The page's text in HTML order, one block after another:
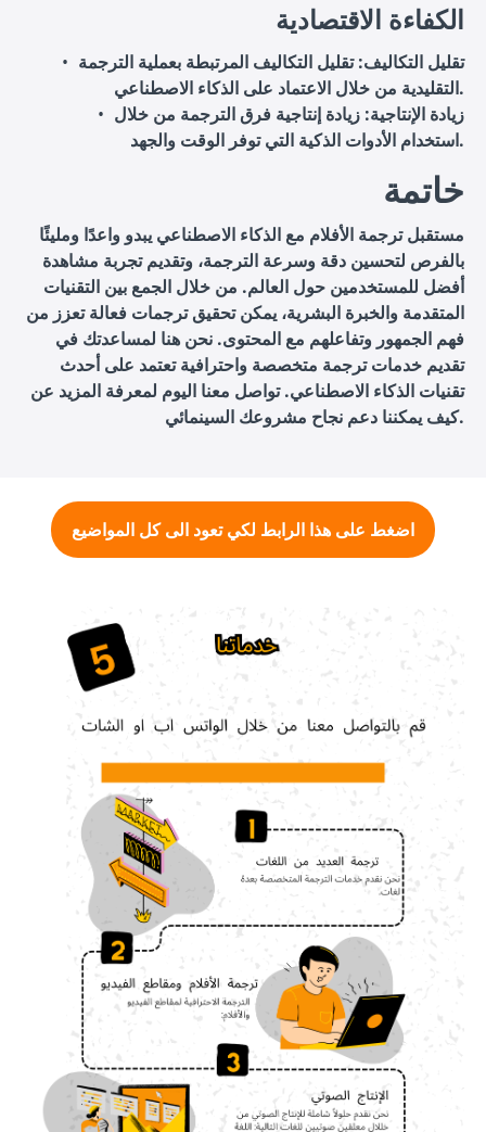
الكفاءة الاقتصادية
تقليل التكاليف: تقليل التكاليف المرتبطة بعملية الترجمة
التقليدية من خلال الاعتماد على الذكاء الاصطناعي.
زيادة الإنتاجية: زيادة إنتاجية فرق الترجمة من خلال
استخدام الأدوات الذكية التي توفر الوقت والجهد.
خاتمة
مستقبل ترجمة الأفلام مع الذكاء الاصطناعي يبدو واعدًا ومليئًا
بالفرص لتحسين دقة وسرعة الترجمة، وتقديم تجربة مشاهدة
أفضل للمستخدمين حول العالم. من خلال الجمع بين التقنيات
المتقدمة والخبرة البشرية، يمكن تحقيق ترجمات فعالة تعزز من
فهم الجمهور وتفاعلهم مع المحتوى. نحن هنا لمساعدتك في
تقديم خدمات ترجمة متخصصة واحترافية تعتمد على أحدث
تقنيات الذكاء الاصطناعي. تواصل معنا اليوم لمعرفة المزيد عن
كيف يمكننا دعم نجاح مشروعك السينمائي.
اضغط على هذا الرابط لكي تعود الى كل المواضيع